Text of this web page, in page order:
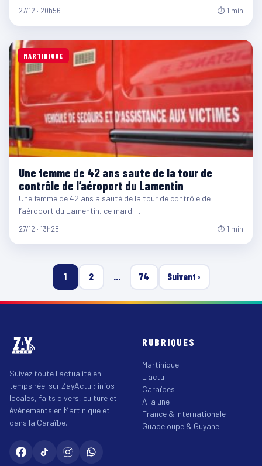
27/12 · 20h56 ⏱ 1 min
MARTINIQUE
Une femme de 42 ans saute de la tour de
contrôle de l’aéroport du Lamentin
Une femme de 42 ans a sauté de la tour de contrôle de
l’aéroport du Lamentin, ce mardi…
27/12 · 13h28 ⏱ 1 min
1 2 … 74 Suivant ›
Suivez toute l'actualité en
temps réel sur ZayActu : infos
locales, faits divers, culture et
événements en Martinique et
dans la Caraïbe.
RUBRIQUES
Martinique
L'actu
Caraïbes
À la une
France & Internationale
Guadeloupe & Guyane